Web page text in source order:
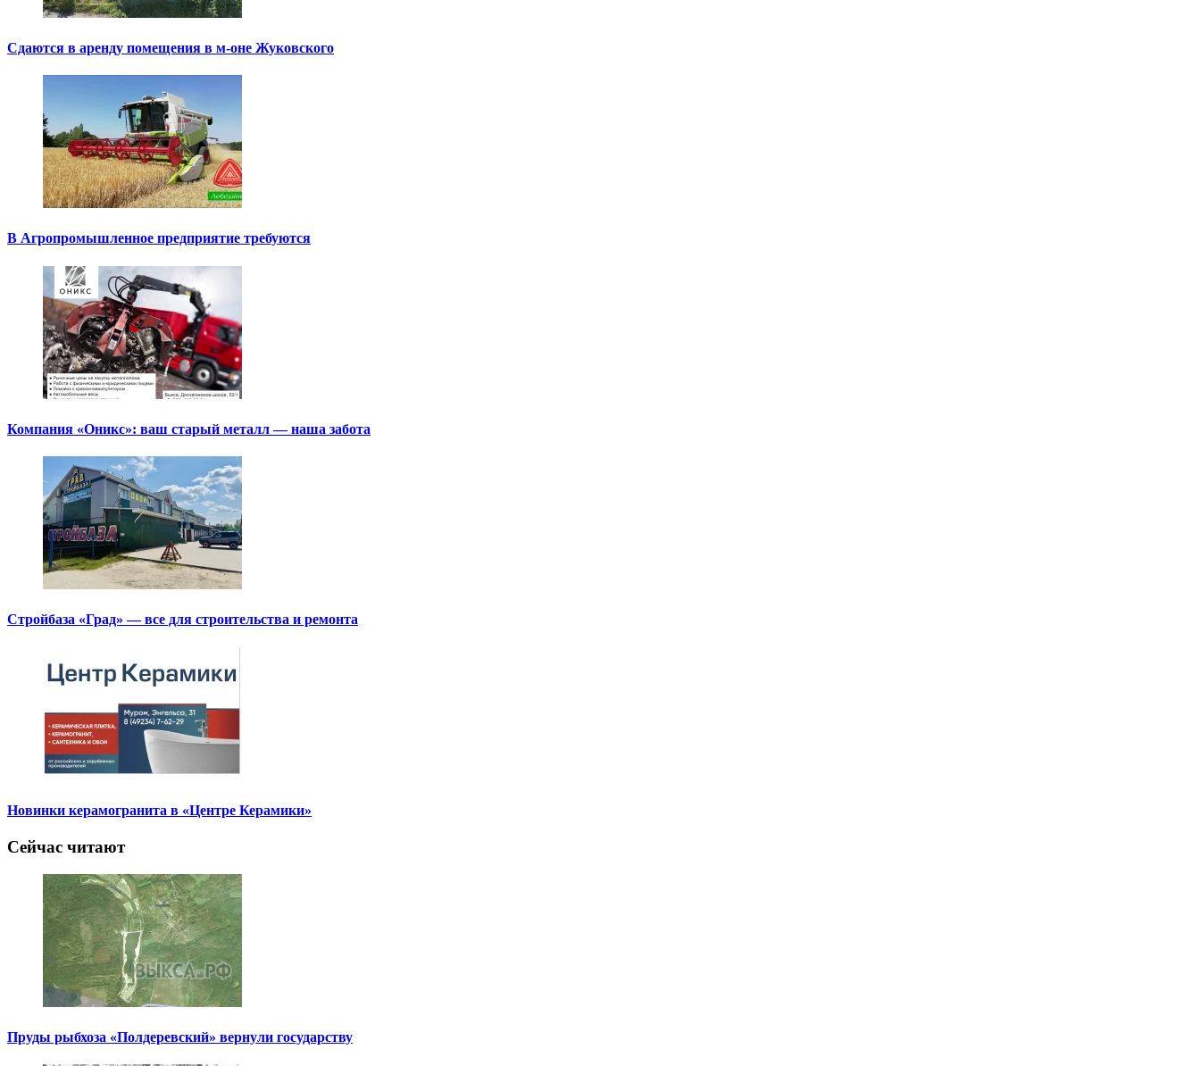
Сдаются в аренду помещения в м-оне Жуковского
В Агропромышленное предприятие требуются
Компания «Оникс»: ваш старый металл — наша забота
Стройбаза «Град» — все для строительства и ремонта
Новинки керамогранита в «Центре Керамики»
Сейчас читают
Пруды рыбхоза «Полдеревский» вернули государству